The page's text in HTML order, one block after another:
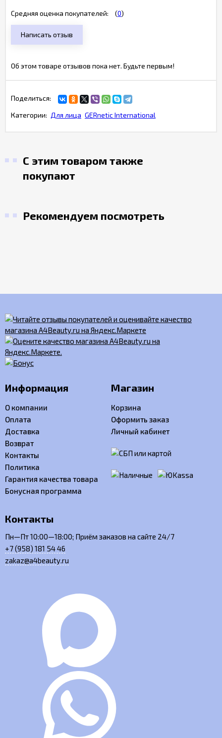
Средняя оценка покупателей: (0)
Написать отзыв
Об этом товаре отзывов пока нет. Будьте первым!
Поделиться:
Категории: Для лица GERnetic International
С этим товаром также
покупают
Рекомендуем посмотреть
Информация
О компании
Оплата
Доставка
Возврат
Контакты
Политика
Гарантия качества товара
Бонусная программа
Магазин
Корзина
Оформить заказ
Личный кабинет
Контакты
Пн—Пт 10:00—18:00; Приём заказов на сайте 24/7
+7 (958) 181 54 46
zakaz@a4beauty.ru